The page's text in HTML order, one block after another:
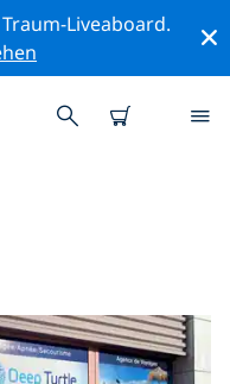
Liveaboard.